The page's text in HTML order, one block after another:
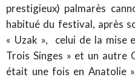
prestigieux) palmarès
habitué du festival, après
« Uzak », celui de la mise
Trois Singes » et un autre
était une fois en Anatolie